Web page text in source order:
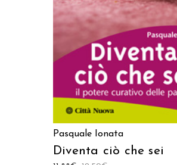
Pasquale Ionata
Diventa ciò che sei